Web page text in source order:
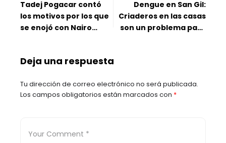
Tadej Pogacar contó
los motivos por los que
se enojó con Nairo
Dengue en San Gil:
Criaderos en las casas
son un problema para
Deja una respuesta
Tu dirección de correo electrónico no será publicada.
Los campos obligatorios están marcados con *